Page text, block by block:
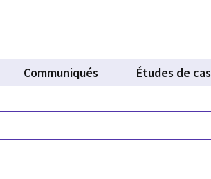
Communiqués Études de cas